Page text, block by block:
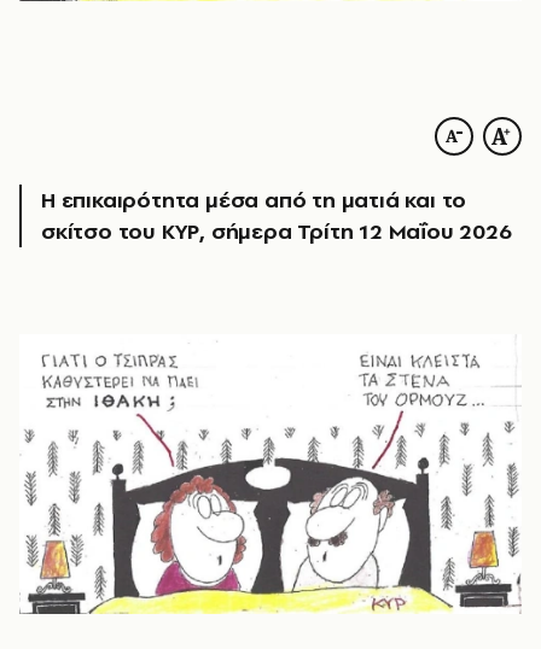
Η επικαιρότητα μέσα από τη ματιά και το
σκίτσο του ΚΥΡ, σήμερα Τρίτη 12 Μαΐου 2026